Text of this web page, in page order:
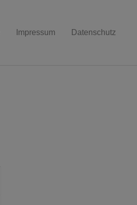
Impressum Datenschutz